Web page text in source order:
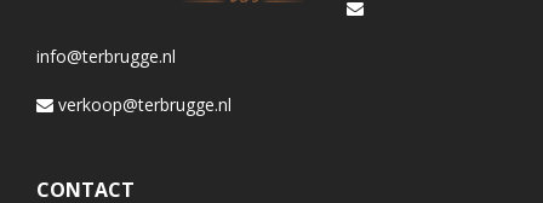
info@terbrugge.nl
verkoop@terbrugge.nl
CONTACT